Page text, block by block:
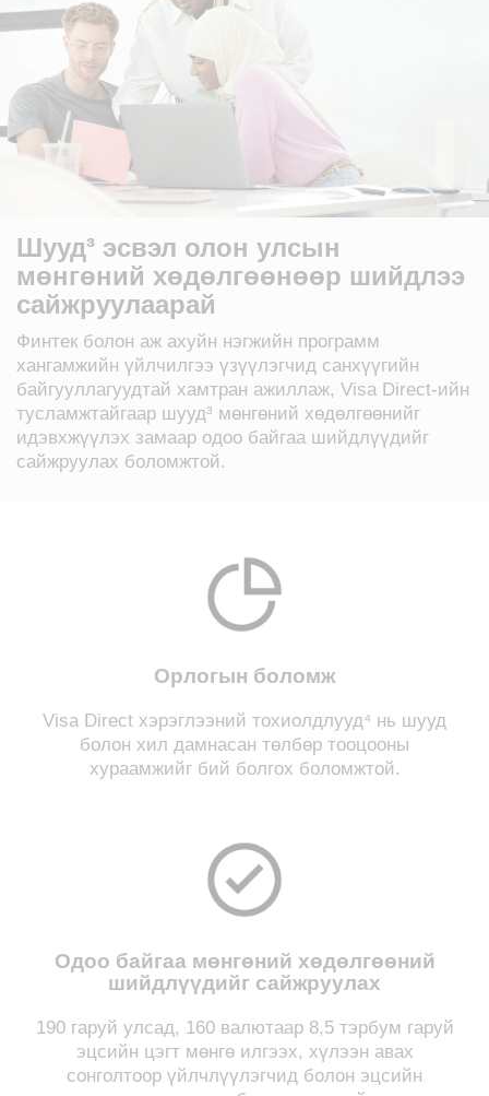
Шууд³ эсвэл олон улсын
мөнгөний хөдөлгөөнөөр шийдлээ
сайжруулаарай
Финтек болон аж ахуйн нэгжийн программ
хангамжийн үйлчилгээ үзүүлэгчид санхүүгийн
байгууллагуудтай хамтран ажиллаж, Visa Direct-ийн
тусламжтайгаар шууд³ мөнгөний хөдөлгөөнийг
идэвхжүүлэх замаар одоо байгаа шийдлүүдийг
сайжруулах боломжтой.
Орлогын боломж
Visa Direct хэрэглээний тохиолдлууд⁴ нь шууд
болон хил дамнасан төлбөр тооцооны
хураамжийг бий болгох боломжтой.
Одоо байгаа мөнгөний хөдөлгөөний
шийдлүүдийг сайжруулах
190 гаруй улсад, 160 валютаар 8,5 тэрбум гаруй
эцсийн цэгт мөнгө илгээх, хүлээн авах
сонголтоор үйлчлүүлэгчид болон эцсийн